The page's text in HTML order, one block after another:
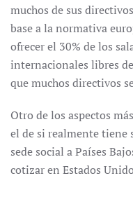
muchos de sus
base a la normativa
ofrecer el 30% de los
internacionales libres
que muchos directivos
Otro de los aspectos
el de si realmente tiene
sede social a Países
cotizar en Estados